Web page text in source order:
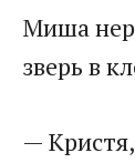
Миша
зверь в
—